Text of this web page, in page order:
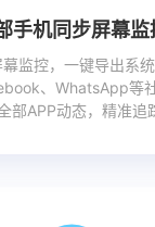
手机同步屏幕监
监控，一键导出系
、WhatsApp等
部APP动态，精准追